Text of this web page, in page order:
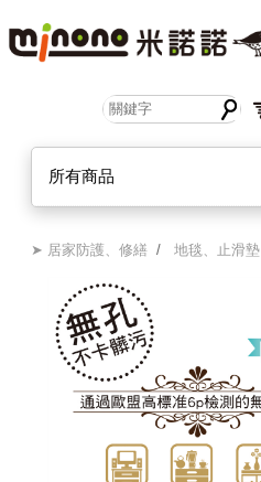
所有商品
➤ 居家防護、修繕 /地毯、止滑墊